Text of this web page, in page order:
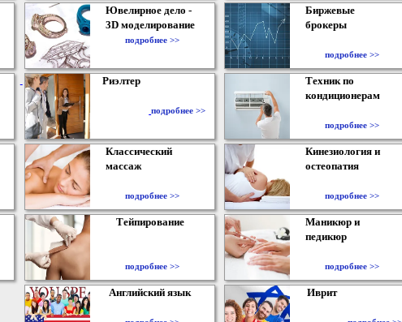
Ювелирное дело -
3D моделирование
подробнее >>
Биржевые
брокеры
подробнее >>
Риэлтер
подробнее >>
Техник по
кондиционерам
подробнее >>
Классический
массаж
подробнее >>
Кинезиология и
остеопатия
подробнее >>
Тейпирование
подробнее >>
Маникюр и
педикюр
подробнее >>
Английский язык Иврит